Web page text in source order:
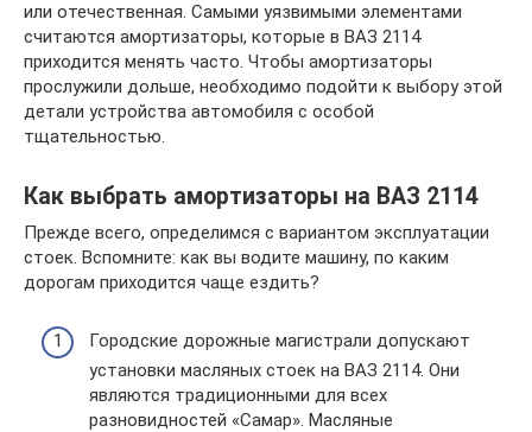
или отечественная. Самыми уязвимыми элементами
считаются амортизаторы, которые в ВАЗ 2114
приходится менять часто. Чтобы амортизаторы
прослужили дольше, необходимо подойти к выбору этой
детали устройства автомобиля с особой
тщательностью.
Как выбрать амортизаторы на ВАЗ 2114
Прежде всего, определимся с вариантом эксплуатации
стоек. Вспомните: как вы водите машину, по каким
дорогам приходится чаще ездить?
Городские дорожные магистрали допускают
установки масляных стоек на ВАЗ 2114. Они
являются традиционными для всех
разновидностей «Самар». Масляные